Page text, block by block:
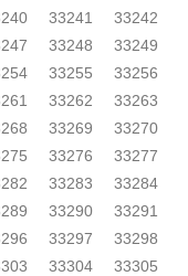
33241
33242
33248
33249
33255
33256
33262
33263
33269
33270
33276
33277
33283
33284
33290
33291
33297
33298
33304
33305